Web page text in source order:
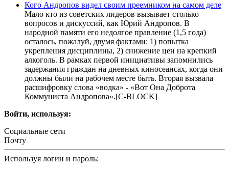
Кого Андропов видел своим преемником на самом деле
Мало кто из советских лидеров вызывает столько
вопросов и дискуссий, как Юрий Андропов. В
народной памяти его недолгое правление (1,5 года)
осталось, пожалуй, двумя фактами: 1) попытка
укрепления дисциплины, 2) снижение цен на крепкий
алкоголь. В рамках первой инициативы запомнились
задержания граждан на дневных киносеансах, когда они
должны были на рабочем месте быть. Вторая вызвала
расшифровку слова «водка» - «Вот Она Доброта
Коммуниста Андропова».[С-BLOCK]
Войти, используя:
Социальные сети
Почту
Используя логин и пароль: